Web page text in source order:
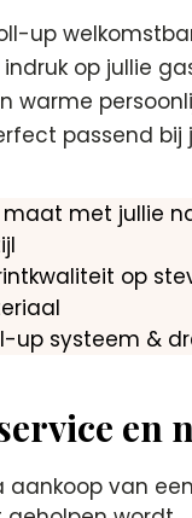
up
op jullie
warme
passend bij
maat met jullie
op
up systeem &
en
aankoop van